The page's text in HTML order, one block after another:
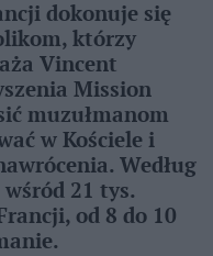
dokonuje się
którzy
Vincent
Mission
muzułmanom
w Kościele i
Według
21 tys.
od 8 do 10